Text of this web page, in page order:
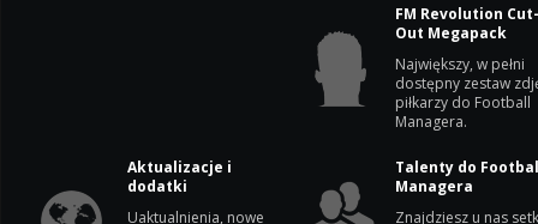
FM Revolution
Out Megapack
Największy, w pełni
dostępny zestaw
piłkarzy do Football
Managera.
Aktualizacje i
dodatki
Uaktualnienia, nowe
Talenty do
Managera
Znajdziesz u nas